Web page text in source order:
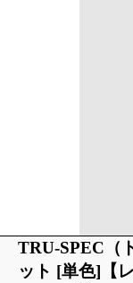
TRU-SPEC（
ット [単色]【